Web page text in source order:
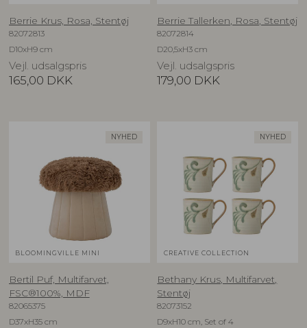
Berrie Krus, Rosa, Stentøj
82072813
D10xH9 cm
Vejl. udsalgspris
165,00 DKK
Berrie Tallerken, Rosa, Stentøj
82072814
D20,5xH3 cm
Vejl. udsalgspris
179,00 DKK
NYHED
BLOOMINGVILLE MINI
Bertil Puf, Multifarvet,
FSC®100%, MDF
82065375
D37xH35 cm
NYHED
CREATIVE COLLECTION
Bethany Krus, Multifarvet,
Stentøj
82073152
D9xH10 cm, Set of 4